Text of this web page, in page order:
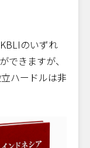
のいずれ
できますが、
ハードルは非